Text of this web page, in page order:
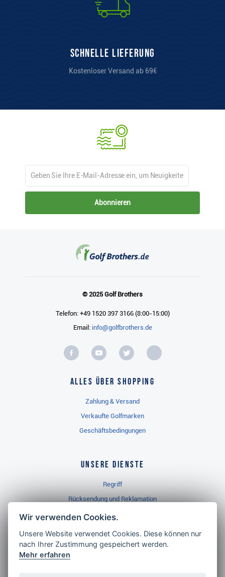
Schnelle Lieferung
Kostenloser Versand ab 69€
Abonnieren
© 2025 Golf Brothers
Telefon: +49 1520 397 3166 (8:00-15:00)
Email: info@golfbrothers.de
Alles über Shopping
Zahlung & Versand
Verkaufte Golfmarken
Geschäftsbedingungen
Unsere Dienste
Regriff
Rücksendung und Reklamation
Widerrufsbelehrung
Golf Brothers.de
Wir verwenden Cookies.
Unsere Website verwendet Cookies. Diese können nur
nach Ihrer Zustimmung gespeichert werden.
Mehr erfahren